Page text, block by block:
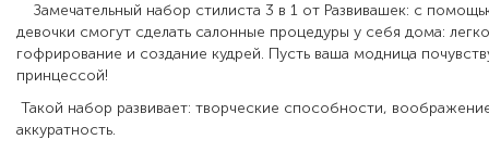
Замечательный набор стилиста 3 в 1 от Развивашек: с
девочки смогут сделать салонные процедуры у себя дома:
гофрирование и создание кудрей. Пусть ваша модница
принцессой!
Такой набор развивает: творческие способности,
аккуратность.